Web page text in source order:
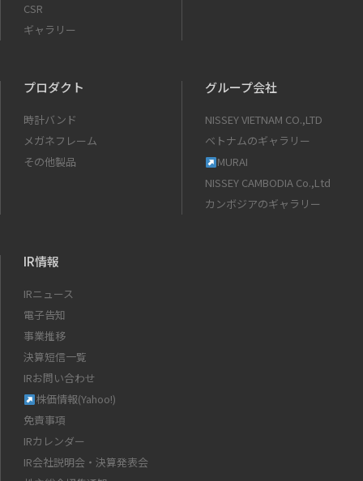
CSR
ギャラリー
プロダクト
時計バンド
メガネフレーム
その他製品
グループ会社
NISSEY VIETNAM CO.,LTD
ベトナムのギャラリー
MURAI
NISSEY CAMBODIA Co.,Ltd
カンボジアのギャラリー
IR情報
IRニュース
電子告知
事業推移
決算短信一覧
IRお問い合わせ
株価情報(Yahoo!)
免責事項
IRカレンダー
IR会社説明会・決算発表会